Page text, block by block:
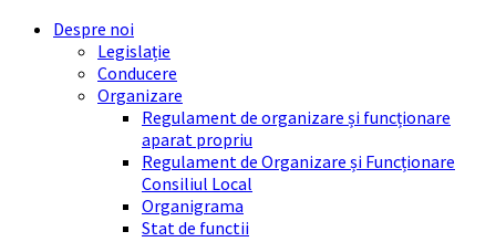
Skip
Skip
Skip
Skip
Despre noi
Legislație
Conducere
Organizare
Regulament de organizare și funcționare
aparat propriu
Regulament de Organizare și Funcționare
Consiliul Local
Organigrama
Stat de functii